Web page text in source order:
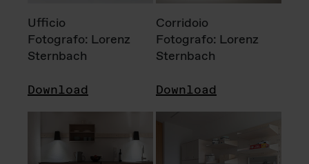
Ufficio
Fotografo: Lorenz
Sternbach
Download
Corridoio
Fotografo: Lorenz
Sternbach
Download